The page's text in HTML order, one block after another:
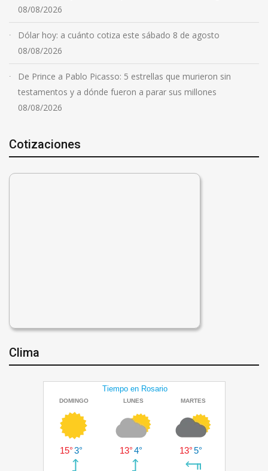
08/08/2026
Dólar hoy: a cuánto cotiza este sábado 8 de agosto
08/08/2026
De Prince a Pablo Picasso: 5 estrellas que murieron sin
testamentos y a dónde fueron a parar sus millones
08/08/2026
Cotizaciones
Clima